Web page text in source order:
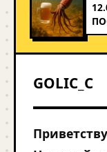
GOLIC_C